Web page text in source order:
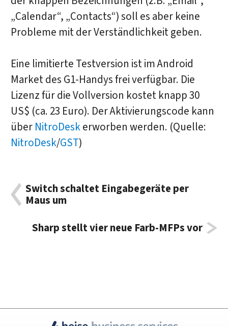
„Calendar“, „Contacts“) soll es aber keine
Probleme mit der Verständlichkeit geben.
Eine limitierte Testversion ist im Android
Market des G1-Handys frei verfügbar. Die
Lizenz für die Vollversion kostet knapp 30
US$ (ca. 23 Euro). Der Aktivierungscode kann
über NitroDeskerworben werden. (Quelle:
NitroDesk/GST)
Switch schaltet Eingabegeräte per
Maus um
Sharp stellt vier neue Farb-MFPs vor